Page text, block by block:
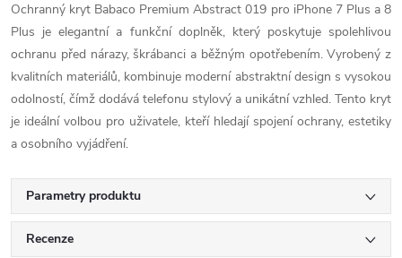
Ochranný kryt Babaco Premium Abstract 019 pro iPhone 7 Plus a 8
Plus je elegantní a funkční doplněk, který poskytuje spolehlivou
ochranu před nárazy, škrábanci a běžným opotřebením. Vyrobený z
kvalitních materiálů, kombinuje moderní abstraktní design s vysokou
odolností, čímž dodává telefonu stylový a unikátní vzhled. Tento kryt
je ideální volbou pro uživatele, kteří hledají spojení ochrany, estetiky
a osobního vyjádření.
Parametry produktu
Recenze